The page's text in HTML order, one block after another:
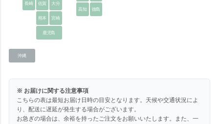
徳島
高知
佐賀 大分
熊本
長崎
宮崎
鹿児島
沖縄
※ お届けに関する注意事項
こちらの表は最短お届け日時の目安となります。天候や交通状況によ
り、配送に遅延が発生する場合がございます。
お急ぎの場合は、余裕を持ったご注文をお願いいたします。また、一